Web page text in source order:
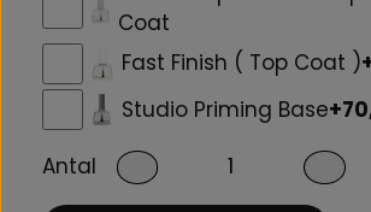
Coat
Fast Finish ( Top Coat )
Studio Priming Base
Antal